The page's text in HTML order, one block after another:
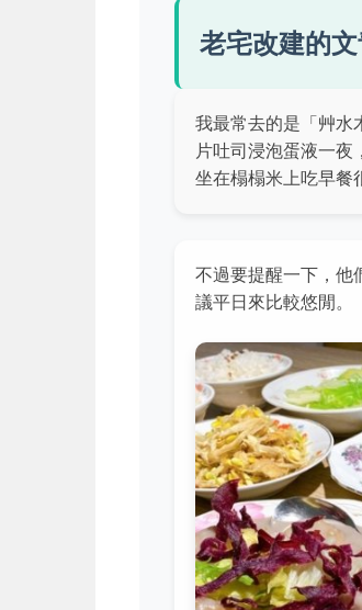
老宅改建的
我最常去的是「艸水
片吐司浸泡蛋液一夜
坐在榻榻米上吃早餐
不過要提醒一下，他
議平日來比較悠閒。